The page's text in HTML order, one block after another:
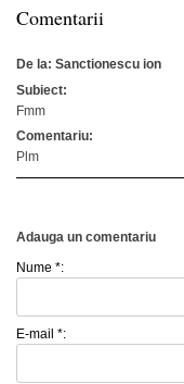
Comentarii
De la: Sanctionescu ion
Subiect:
Fmm
Comentariu:
Plm
Adauga un comentariu
Nume *:
E-mail *: